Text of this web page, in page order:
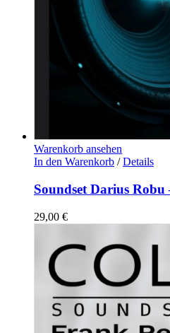
Warenkorb ansehen
In den Warenkorb / Details
Soundset Darius Robu
29,00 €